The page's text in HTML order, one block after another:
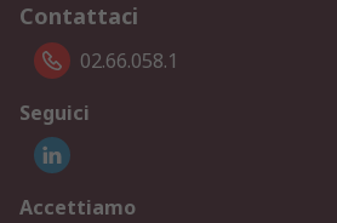
Contattaci
02.66.058.1
Seguici
Accettiamo